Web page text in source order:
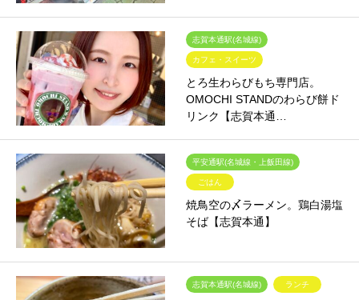
志賀本通駅(名城線)
カフェ・スイーツ
とろ生わらびもち専門店。
OMOCHI STANDのわらび餅ド
リンク【志賀本通…
平安通駅(名城線・上飯田線)
ごはん
焼鳥空の〆ラーメン。鶏白湯塩
そば【志賀本通】
志賀本通駅(名城線) ランチ